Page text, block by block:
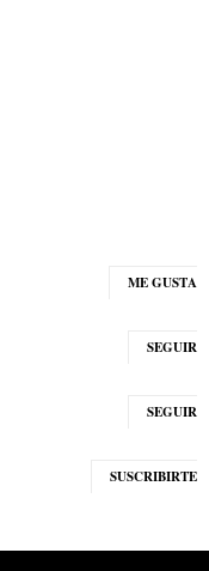
ME GUSTA
SEGUIR
SEGUIR
SUSCRIBIRTE